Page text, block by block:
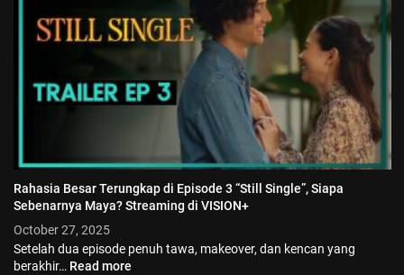
Jadwal ASEAN Hyundai Cup 2026...
July 22, 2026 3 Min
Rahasia Besar Terungkap di Episode 3 “Still Single”, Siapa
Sebenarnya Maya? Streaming di VISION+
October 27, 2025
Setelah dua episode penuh tawa, makeover, dan kencan yang
berakhir… Read more